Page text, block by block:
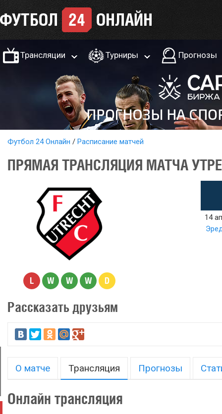
Трансляции Турниры Прогнозы
Футбол 24 Онлайн Расписание матчей
ПРЯМАЯ ТРАНСЛЯЦИЯ МАТЧА
L W W W D
14
Рассказать друзьям
О матче Трансляция Прогнозы
Онлайн трансляция